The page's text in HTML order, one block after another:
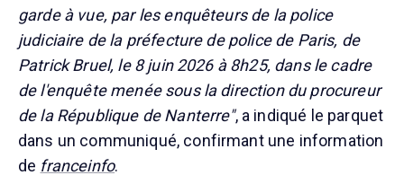
garde à vue, par les enquêteurs de la police
judiciaire de la préfecture de police de Paris, de
Patrick Bruel, le 8 juin 2026 à 8h25, dans le cadre
de l'enquête menée sous la direction du procureur
de la République de Nanterre", a indiqué le parquet
dans un communiqué, confirmant une information
de franceinfo.